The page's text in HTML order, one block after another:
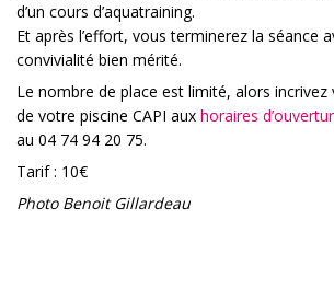
d’un cours d’aquatraining.
Et après l’effort, vous terminerez la séance
convivialité bien mérité.
Le nombre de place est limité, alors incrivez
de votre piscine CAPI aux horaires
au 04 74 94 20 75.
Tarif : 10€
Photo Benoit Gillardeau